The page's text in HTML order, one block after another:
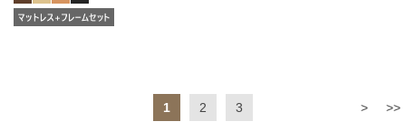
1 2 3 > >>